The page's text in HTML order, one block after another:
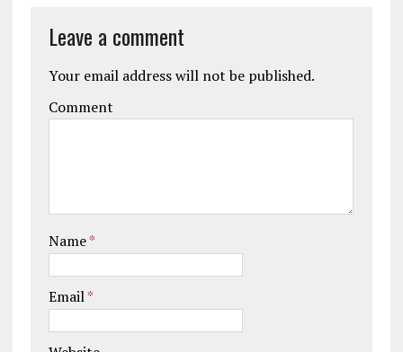
Leave a comment
Your email address will not be published.
Comment
Name*
Email*